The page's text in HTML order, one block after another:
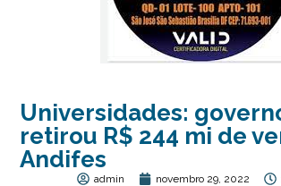
Universidades:
retirou R$ 244 mi de
Andifes
admin novembro 29, 2022